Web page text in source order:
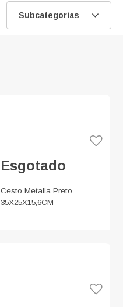
Subcategorias
Esgotado
Cesto Metalla Preto
35X25X15,6CM